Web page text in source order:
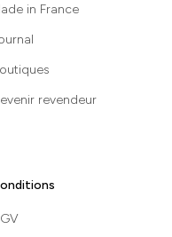
in France
revendeur